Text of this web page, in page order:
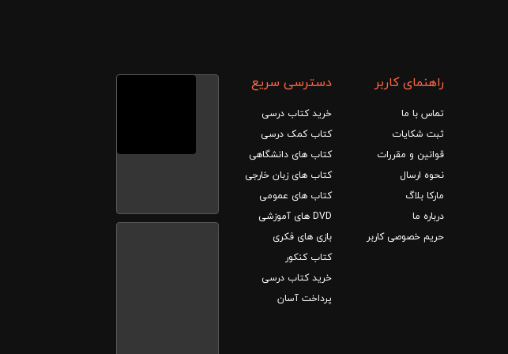
راهنمای کاربر
تماس با ما
ثبت شکایات
قوانین و مقررات
نحوه ارسال
مارکا بلاگ
درباره ما
حریم خصوصی کاربر
دسترسی سریع
خرید کتاب درسی
کتاب کمک درسی
کتاب های دانشگاهی
کتاب های زبان خارجی
کتاب های عمومی
DVD های آموزشی
بازی های فکری
کتاب کنکور
خرید کتاب درسی
پرداخت آسان